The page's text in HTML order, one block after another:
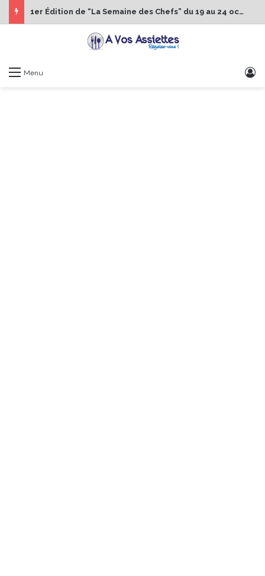
1er Édition de “La Semaine des Chefs” du 19 au 24 octobre 2026
Menu